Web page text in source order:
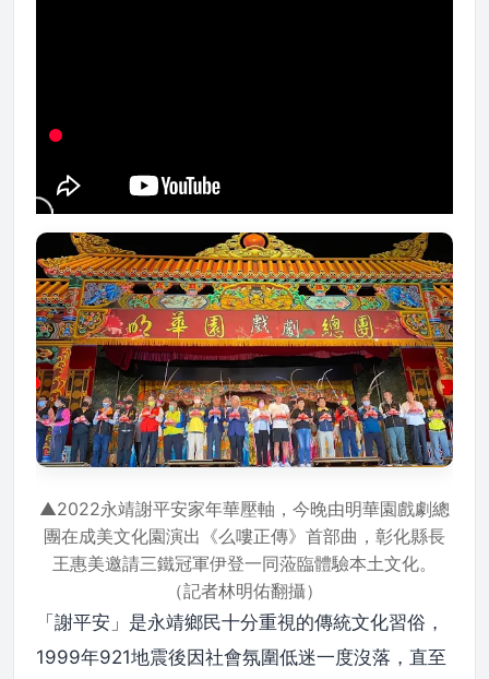
▲2022永靖謝平安家年華壓軸，今晚由明華園戲劇總
團在成美文化園演出《么嘍正傳》首部曲，彰化縣長
王惠美邀請三鐵冠軍伊登一同蒞臨體驗本土文化。
（記者林明佑翻攝）
「謝平安」是永靖鄉民十分重視的傳統文化習俗，
1999年921地震後因社會氛圍低迷一度沒落，直至